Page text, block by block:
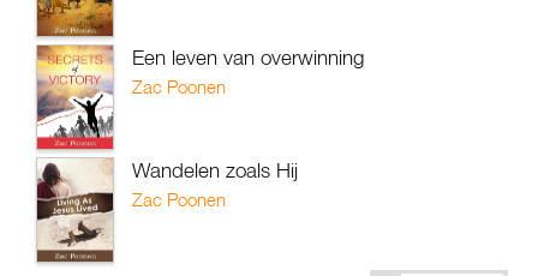
Een leven van overwinning
Zac Poonen
Wandelen zoals Hij
Zac Poonen